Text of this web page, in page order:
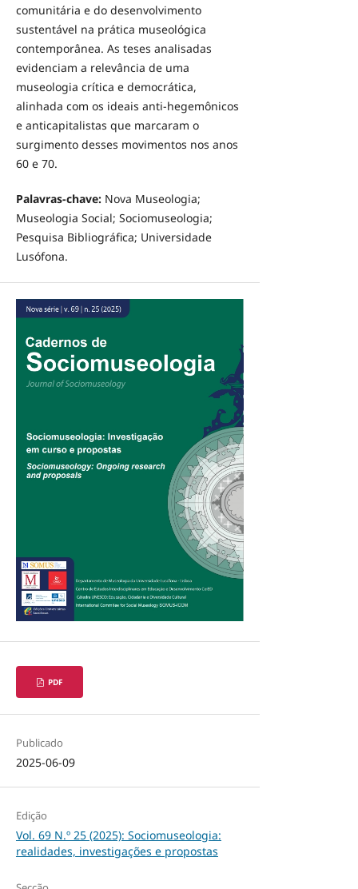
comunitária e do desenvolvimento
sustentável na prática museológica
contemporânea. As teses analisadas
evidenciam a relevância de uma
museologia crítica e democrática,
alinhada com os ideais anti-hegemônicos
e anticapitalistas que marcaram o
surgimento desses movimentos nos anos
60 e 70.
Palavras-chave: Nova Museologia;
Museologia Social; Sociomuseologia;
Pesquisa Bibliográfica; Universidade
Lusófona.
PDF
Publicado
2025-06-09
Edição
Vol. 69 N.º 25 (2025): Sociomuseologia:
realidades, investigações e propostas